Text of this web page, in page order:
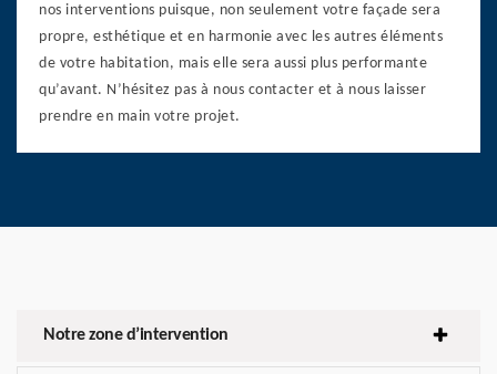
nos interventions puisque, non seulement votre façade sera
propre, esthétique et en harmonie avec les autres éléments
de votre habitation, mais elle sera aussi plus performante
qu’avant. N’hésitez pas à nous contacter et à nous laisser
prendre en main votre projet.
Notre zone d’intervention